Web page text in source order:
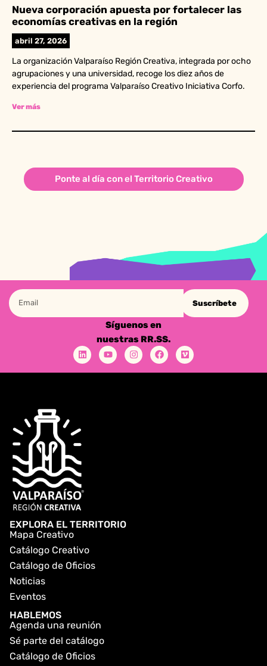
Nueva corporación apuesta por fortalecer las
economías creativas en la región
abril 27, 2026
La organización Valparaíso Región Creativa, integrada por ocho
agrupaciones y una universidad, recoge los diez años de
experiencia del programa Valparaíso Creativo Iniciativa Corfo.
Ver más
Ponte al día con el Territorio Creativo
Suscríbete
Síguenos en
nuestras RR.SS.
EXPLORA EL TERRITORIO
Mapa Creativo
Catálogo Creativo
Catálogo de Oficios
Noticias
Eventos
HABLEMOS
Agenda una reunión
Sé parte del catálogo
Catálogo de Oficios